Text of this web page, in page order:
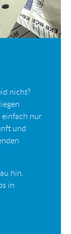
nicht?
einfach nur
und
hin,
in